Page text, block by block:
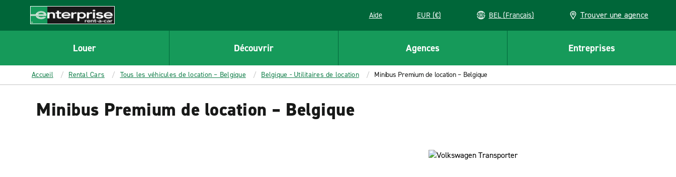
CONTENT
Enterprise
Aide EUR (€) BEL (Français) Trouver une agence
Louer Découvrir Agences Entreprises
Accueil Rental Cars Tous les véhicules de location – Belgique Belgique - Utilitaires de location Minibus Premium de location – Belgique
Minibus Premium de location – Belgique